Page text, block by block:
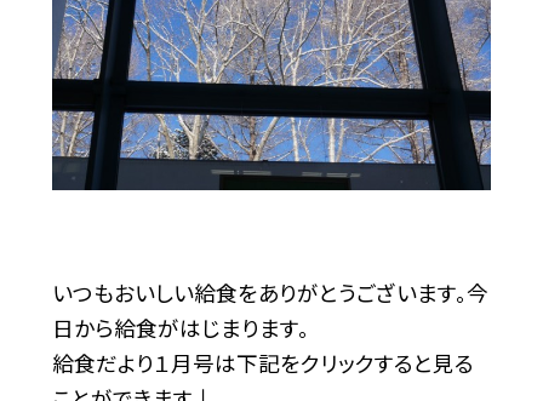
いつもおいしい給食をありがとうございます。今
日から給食がはじまります。
給食だより１月号は下記をクリックすると見る